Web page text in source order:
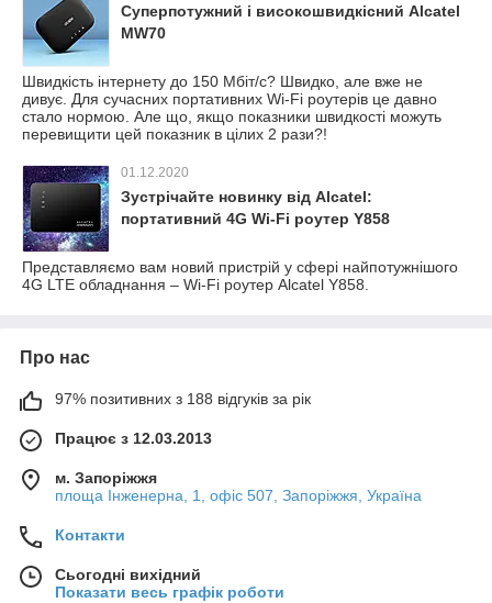
Суперпотужний і високошвидкісний Alcatel
MW70
Швидкість інтернету до 150 Мбіт/с? Швидко, але вже не
дивує. Для сучасних портативних Wi-Fi роутерів це давно
стало нормою. Але що, якщо показники швидкості можуть
перевищити цей показник в цілих 2 рази?!
01.12.2020
Зустрічайте новинку від Alcatel:
портативний 4G Wi-Fi роутер Y858
Представляємо вам новий пристрій у сфері найпотужнішого
4G LTE обладнання – Wi-Fi роутер Alcatel Y858.
Про нас
97% позитивних з 188 відгуків за рік
Працює з 12.03.2013
м. Запоріжжя
площа Інженерна, 1, офіс 507, Запоріжжя, Україна
Контакти
Сьогодні вихідний
Показати весь графік роботи